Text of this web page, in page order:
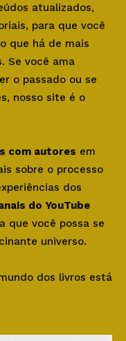
atualizados,
para que você
que há de mais
Se você ama
o passado ou se
nosso site é o
com autores em
sobre o processo
dos
do YouTube
que você possa se
universo.
dos livros está